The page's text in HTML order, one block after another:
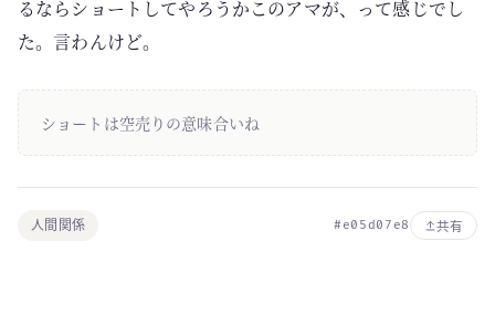
るならショートしてやろうかこのアマが、って感じでし
た。言わんけど。
ショートは空売りの意味合いね
人間関係 #e05d07e8 共有